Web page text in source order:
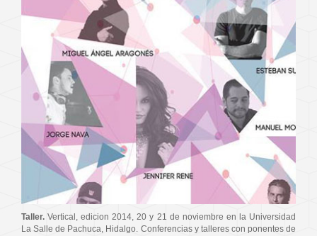
Taller. Vertical, edicion 2014, 20 y 21 de noviembre en la Universidad
La Salle de Pachuca, Hidalgo. Conferencias y talleres con ponentes de